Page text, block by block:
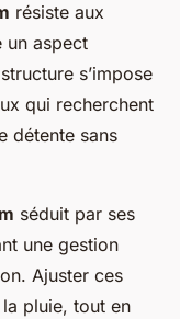
résiste aux
un aspect
s’impose
qui recherchent
détente sans
séduit par ses
une gestion
Ajuster ces
pluie, tout en